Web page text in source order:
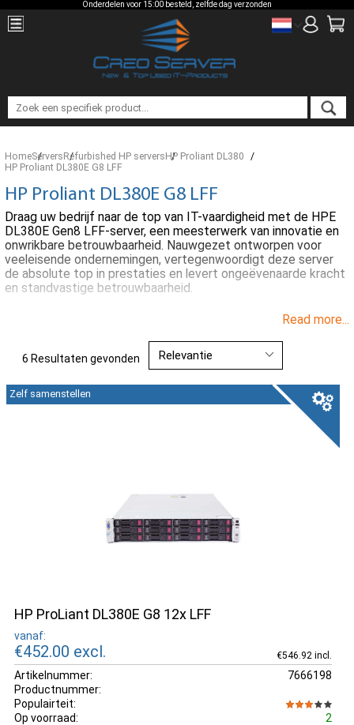
Onderdelen voor 15:00 besteld, zelfde dag verzonden
HomeServersRefurbished HP serversHP Proliant DL380
HP Proliant DL380E G8 LFF
HP Proliant DL380E G8 LFF
Draag uw bedrijf naar de top van IT-vaardigheid met de HPE
DL380E Gen8 LFF-server, een meesterwerk van innovatie en
onwrikbare betrouwbaarheid. Nauwgezet ontworpen voor
veeleisende ondernemingen, vertegenwoordigt deze server
de absolute top in prestaties en levert ongeëvenaarde kracht
en standvastige betrouwbaarheid.
Read more...
6 Resultaten gevonden
HP ProLiant DL380E G8 12x LFF
vanaf:
€452.00 excl. €546.92 incl.
Artikelnummer:
7666198
Productnummer:
Populairteit:
Op voorraad:
2
Zelf samenstellen